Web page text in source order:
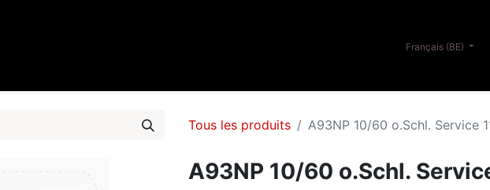
Français (BE)
Tous les produits A93NP 10/60 o.Schl. Service
A93NP 10/60 o.Schl.